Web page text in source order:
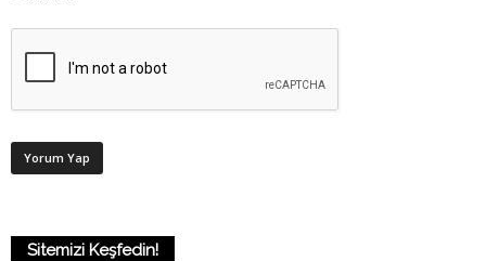
Sitemizi Keşfedin!